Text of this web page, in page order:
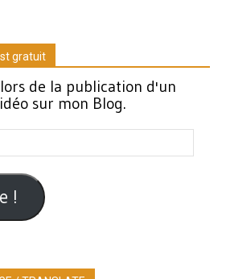
gratuit
de la publication d'un
sur mon Blog.
!